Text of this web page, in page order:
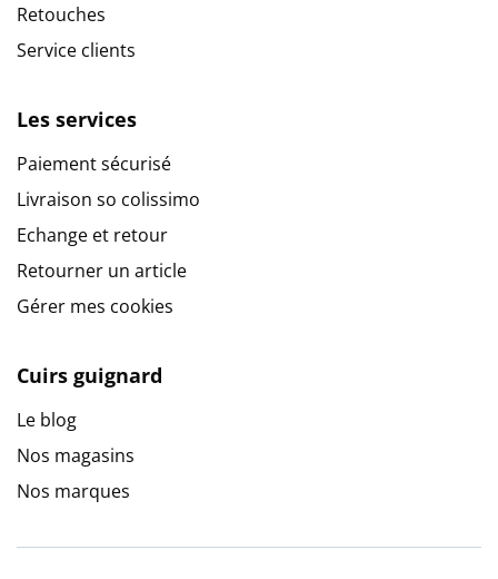
Retouches
Service clients
Les services
Paiement sécurisé
Livraison so colissimo
Echange et retour
Retourner un article
Gérer mes cookies
Cuirs guignard
Le blog
Nos magasins
Nos marques